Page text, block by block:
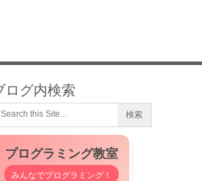
ログ内検索
プログラミング教室
みんなでプログラミング！